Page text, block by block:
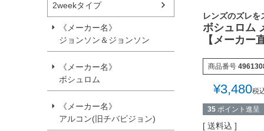
2weekタイプ
《メーカー名》
ジョンソン＆ジョンソン
《メーカー名》
ボシュロム
《メーカー名》
アルコン(旧チバビジョン)
レンズのズレ
ボシュロム
【メーカー
商品番号
¥3,480税
35 ポイント進呈
送料込